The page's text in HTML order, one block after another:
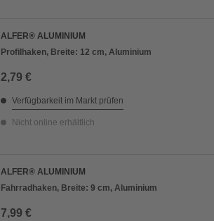
ALFER® ALUMINIUM
Profilhaken, Breite: 12 cm, Aluminium
2,79 €
Verfügbarkeit im Markt prüfen
Nicht online erhältlich
ALFER® ALUMINIUM
Fahrradhaken, Breite: 9 cm, Aluminium
7,99 €